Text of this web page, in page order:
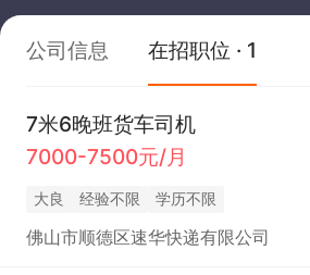
公司信息 在招职位 · 1
7米6晚班货车司机
7000-7500元/月
大良 经验不限 学历不限
佛山市顺德区速华快递有限公司